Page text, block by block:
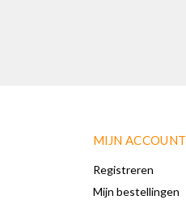
MIJN ACCOUNT
Registreren
Mijn bestellingen